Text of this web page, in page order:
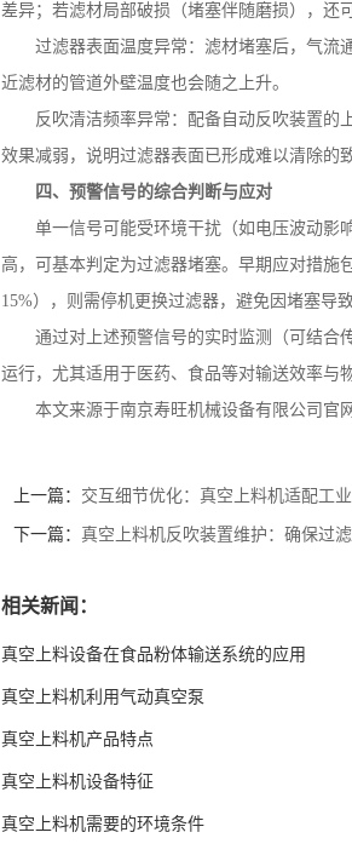
差异；若滤材局部破损（堵塞伴随磨损），还
过滤器表面温度异常：滤材堵塞后，气流
近滤材的管道外壁温度也会随之上升。
反吹清洁频率异常：配备自动反吹装置的
效果减弱，说明过滤器表面已形成难以清除的
四、预警信号的综合判断与应对
单一信号可能受环境干扰（如电压波动影
高，可基本判定为过滤器堵塞。早期应对措施
15%），则需停机更换过滤器，避免因堵塞导
通过对上述预警信号的实时监测（可结合
运行，尤其适用于医药、食品等对输送效率与
本文来源于南京寿旺机械设备有限公司官网
上一篇： 交互细节优化：真空上料机适配工
下一篇： 真空上料机反吹装置维护：确保过
相关新闻：
真空上料设备在食品粉体输送系统的应用
真空上料机利用气动真空泵
真空上料机产品特点
真空上料机设备特征
真空上料机需要的环境条件